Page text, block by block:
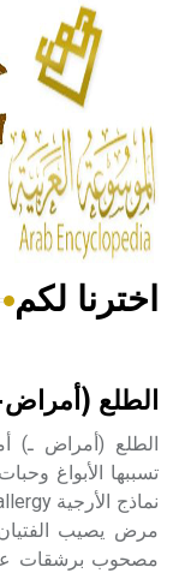
له الفضل بأنه
- هل تعلم أن
من مادة
أجود أنواعه،
هل تعلم أن
الملوك الذين
التاسع، وهم
اخترنا لكم
الطلع
تسببها الأبواغ
مرض يصيب الفتيان
مصحوب برشقات